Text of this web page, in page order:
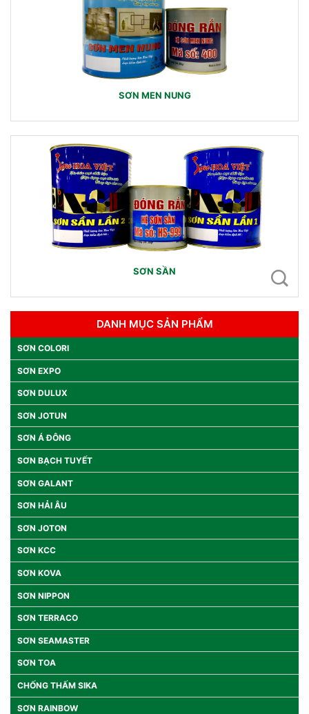
SƠN MEN NUNG
SƠN SẦN
DANH MỤC SẢN PHẨM
SƠN COLORI
SƠN EXPO
SƠN DULUX
SƠN JOTUN
SƠN Á ĐÔNG
SƠN BẠCH TUYẾT
SƠN GALANT
SƠN HẢI ÂU
SƠN JOTON
SƠN KCC
SƠN KOVA
SƠN NIPPON
SƠN TERRACO
SƠN SEAMASTER
SƠN TOA
CHỐNG THẤM SIKA
SƠN RAINBOW